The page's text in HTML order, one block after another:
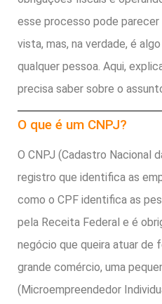
esse processo pode parecer
vista, mas, na verdade, é
qualquer pessoa. Aqui,
precisa saber sobre o
O que é um CNPJ?
O CNPJ (Cadastro Nacional
registro que identifica as
como o CPF identifica as
pela Receita Federal e é
negócio que queira atuar de
grande comércio, uma
(Microempreendedor